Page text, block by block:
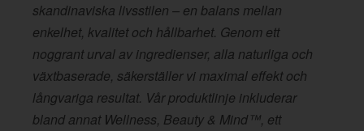
skandinaviska livsstilen – en balans mellan
enkelhet, kvalitet och hållbarhet. Genom ett
noggrant urval av ingredienser, alla naturliga och
växtbaserade, säkerställer vi maximal effekt och
långvariga resultat. Vår produktlinje inkluderar
bland annat Wellness, Beauty & Mind™, ett